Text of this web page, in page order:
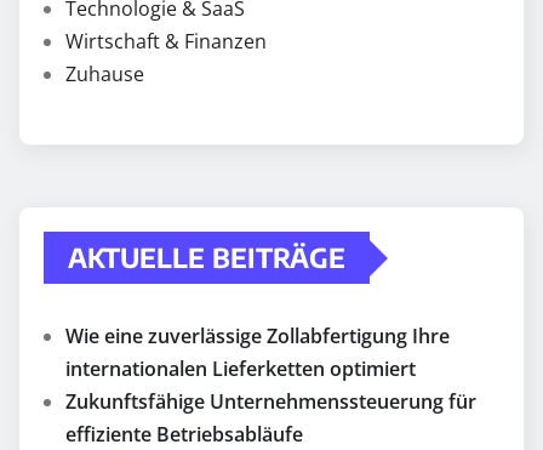
Technologie & SaaS
Wirtschaft & Finanzen
Zuhause
AKTUELLE BEITRÄGE
Wie eine zuverlässige Zollabfertigung Ihre
internationalen Lieferketten optimiert
Zukunftsfähige Unternehmenssteuerung für
effiziente Betriebsabläufe